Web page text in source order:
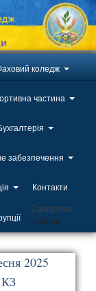
коледж
частина
забезпечення
Контакти
Categories
Новини
2025